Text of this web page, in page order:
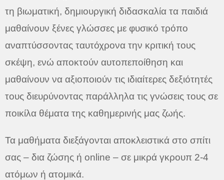
τη βιωματική, δημιουργική διδασκαλία τα παιδιά
μαθαίνουν ξένες γλώσσες με φυσικό τρόπο
αναπτύσσοντας ταυτόχρονα την κριτική τους
σκέψη, ενώ αποκτούν αυτοπεποίθηση και
μαθαίνουν να αξιοποιούν τις ιδιαίτερες δεξιότητές
τους διευρύνοντας παράλληλα τις γνώσεις τους σε
ποικίλα θέματα της καθημερινής μας ζωής.
Τα μαθήματα διεξάγονται αποκλειστικά στο σπίτι
σας – δια ζώσης ή online – σε μικρά γκρουπ 2-4
ατόμων ή ατομικά.